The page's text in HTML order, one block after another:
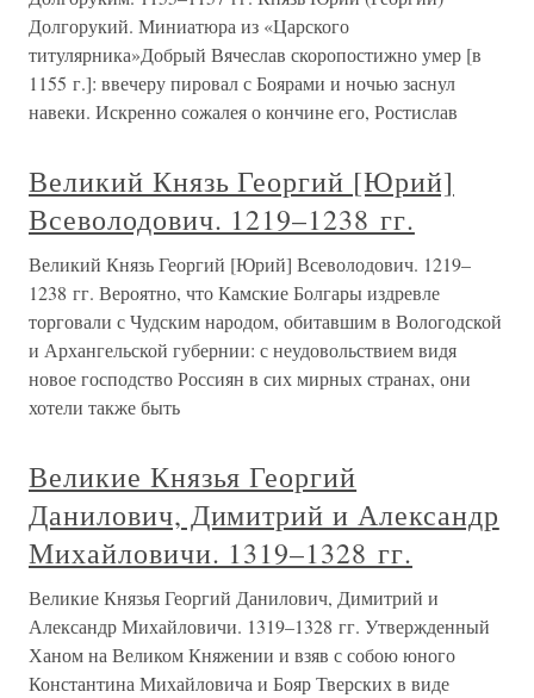
Долгорукий. Миниатюра из «Царского
титулярника»Добрый Вячеслав скоропостижно умер [в
1155 г.]: ввечеру пировал с Боярами и ночью заснул
навеки. Искренно сожалея о кончине его, Ростислав
Великий Князь Георгий [Юрий]
Всеволодович. 1219–1238 гг.
Великий Князь Георгий [Юрий] Всеволодович. 1219–
1238 гг. Вероятно, что Камские Болгары издревле
торговали с Чудским народом, обитавшим в Вологодской
и Архангельской губернии: с неудовольствием видя
новое господство Россиян в сих мирных странах, они
хотели также быть
Великие Князья Георгий
Данилович, Димитрий и Александр
Михайловичи. 1319–1328 гг.
Великие Князья Георгий Данилович, Димитрий и
Александр Михайловичи. 1319–1328 гг. Утвержденный
Ханом на Великом Княжении и взяв с собою юного
Константина Михайловича и Бояр Тверских в виде